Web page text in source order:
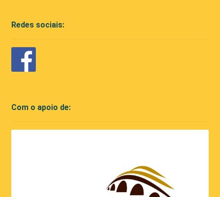
Redes sociais:
Com o apoio de: